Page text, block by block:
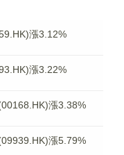
漲3.12%
漲3.22%
漲3.38%
漲5.79%